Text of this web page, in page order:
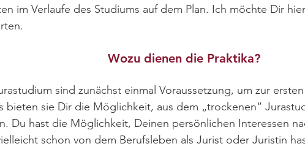
im Verlaufe des Studiums auf dem Plan. Ich möchte Dir
Wozu dienen die Praktika?
sind zunächst einmal Voraussetzung, um zur
bieten sie Dir die Möglichkeit, aus dem „trockenen“
Du hast die Möglichkeit, Deinen persönlichen Interessen
schon von dem Berufsleben als Jurist oder Juristin